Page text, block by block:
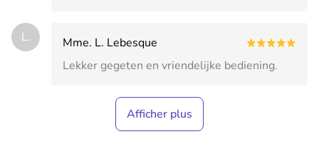
L.
Mme. L. Lebesque
Lekker gegeten en vriendelijke bediening.
Afficher plus